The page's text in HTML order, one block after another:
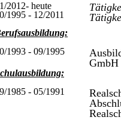
2012- heute
1995 - 12/2011
1993 - 09/1995
GmbH
1985 - 05/1991